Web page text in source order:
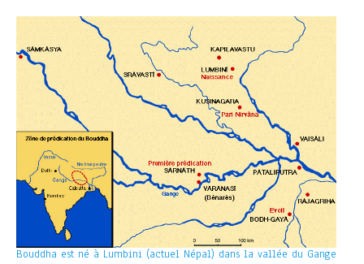
Bouddha est né à Lumbini (actuel Népal) dans la vallée du Gange